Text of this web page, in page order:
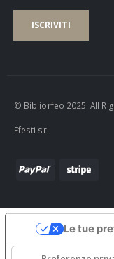
ISCRIVITI
© Bibliorfeo 2025. All
Efesti srl
Informativa sulla
Le tue